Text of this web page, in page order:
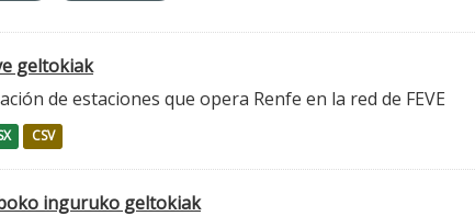
geltokiak
de estaciones que opera Renfe en la red de FEVE
CSV
inguruko geltokiak